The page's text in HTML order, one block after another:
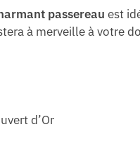
passereau est
à merveille à votre
d’Or